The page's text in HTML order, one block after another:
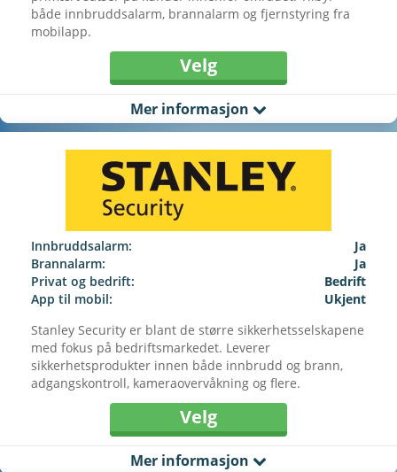
både innbruddsalarm, brannalarm og fjernstyring fra
mobilapp.
Velg
Mer informasjon
Innbruddsalarm:
Ja
Brannalarm:
Ja
Privat og bedrift:
Bedrift
App til mobil:
Ukjent
Stanley Security er blant de større sikkerhetsselskapene
med fokus på bedriftsmarkedet. Leverer
sikkerhetsprodukter innen både innbrudd og brann,
adgangskontroll, kameraovervåkning og flere.
Velg
Mer informasjon